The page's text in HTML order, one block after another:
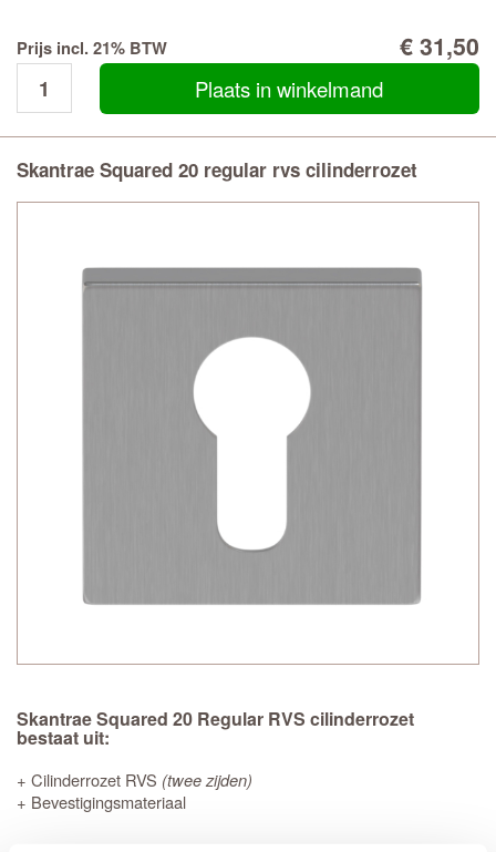
Prijs incl. 21% BTW € 31,50
Plaats in winkelmand
Skantrae Squared 20 regular rvs cilinderrozet
Skantrae Squared 20 Regular RVS cilinderrozet
bestaat uit:
+ Cilinderrozet RVS (twee zijden)
+ Bevestigingsmateriaal